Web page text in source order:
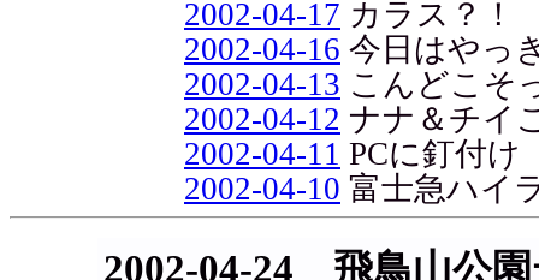
2002-04-17 カラス？！
2002-04-16 今日はやっ
2002-04-13 こんどこそ
2002-04-12 ナナ＆チイ
2002-04-11 PCに釘付け
2002-04-10 富士急ハイ
2002-04-24 飛鳥山公